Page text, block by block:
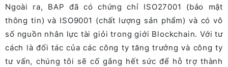
Ngoài ra, BAP đã có chứng chỉ ISO27001 (bảo mật
thông tin) và ISO9001 (chất lượng sản phẩm) và có vô
số nguồn nhân lực tài giỏi trong giới Blockchain. Với tư
cách là đối tác của các công ty tăng trưởng và công ty
tư vấn, chúng tôi sẽ cố gắng hết sức để hỗ trợ thành